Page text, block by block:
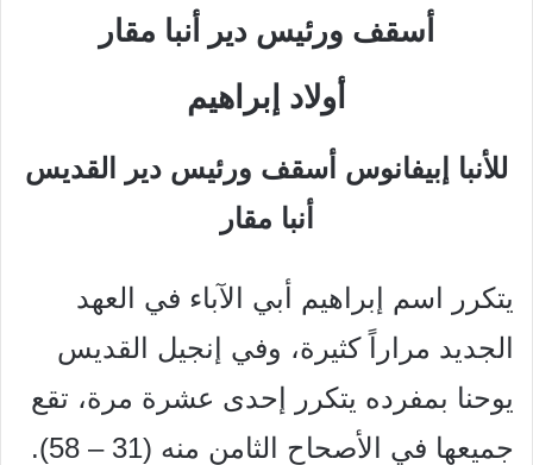
أسقف ورئيس دير أنبا مقار
أولاد إبراهيم
للأنبا إبيفانوس أسقف ورئيس دير القديس
أنبا مقار
يتكرر اسم إبراهيم أبي الآباء في العهد
الجديد مراراً كثيرة، وفي إنجيل القديس
يوحنا بمفرده يتكرر إحدى عشرة مرة، تقع
جميعها في الأصحاح الثامن منه (31 – 58).